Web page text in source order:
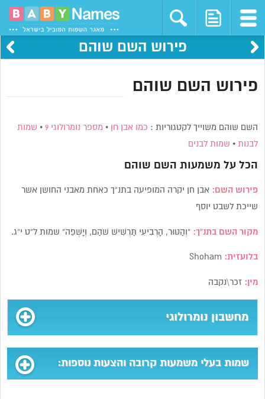
פירוש השם שוהם
פירוש השם שוהם
השם שוהם משוייך לקטגוריות : כמו אבן חן • מספר נומרולוגי 9 • שמות
לבנות • שמות לבנים
הכל על משמעות השם שוהם
פירוש השם: אבן חן יקרה המופיעה בתנ”ך כאחת מאבני החושן אשר
שייכת לשבט יוסף
מקור השם בתנ”ך:“וְהַטּוּר, הָרְבִיעִי תַּרְשִׁישׁ שֹׁהַם, וְיָשְׁפֵה” שמות ל”ט י”ג.
בלועזית:
מין: זכר\נקבה
מחשבון נומרולוגי
שמות בעלי משמעות קרובה והצעות נוספות: